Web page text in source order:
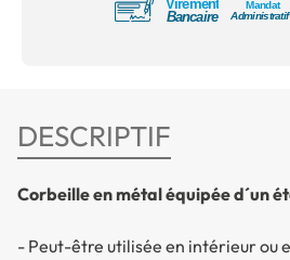
DESCRIPTIF
Corbeille en métal équipée d´un
- Peut-être utilisée en intérieur ou